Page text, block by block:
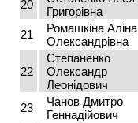
20
Григорівна
21
Ромашкіна Аліна
Олександрівна
22
Степаненко
Олександр
Леонідович
23
Чанов Дмитро
Геннадійович